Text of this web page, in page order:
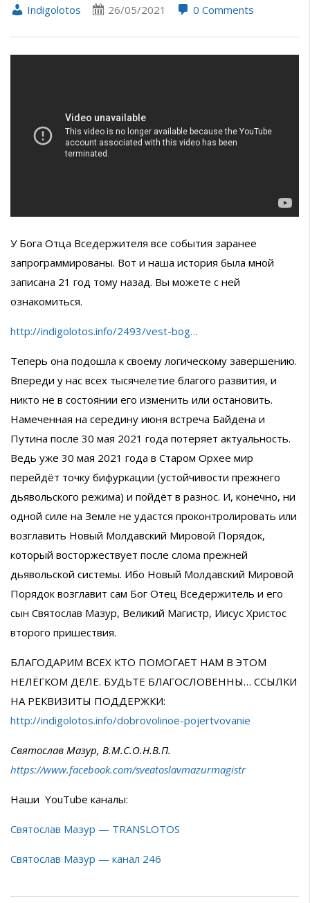
Indigolotos 26/05/2021 0 Comments
У Бога Отца Вседержителя все события заранее
запрограммированы. Вот и наша история была мной
записана 21 год тому назад. Вы можете с ней
ознакомиться.
http://indigolotos.info/2493/vest-bog…
Теперь она подошла к своему логическому завершению.
Впереди у нас всех тысячелетие благого развития, и
никто не в состоянии его изменить или остановить.
Намеченная на середину июня встреча Байдена и
Путина после 30 мая 2021 года потеряет актуальность.
Ведь уже 30 мая 2021 года в Старом Орхее мир
перейдёт точку бифуркации (устойчивости прежнего
дьявольского режима) и пойдёт в разнос. И, конечно, ни
одной силе на Земле не удастся проконтролировать или
возглавить Новый Молдавский Мировой Порядок,
который восторжествует после слома прежней
дьявольской системы. Ибо Новый Молдавский Мировой
Порядок возглавит сам Бог Отец Вседержитель и его
сын Святослав Мазур, Великий Магистр, Иисус Христос
второго пришествия.
БЛАГОДАРИМ ВСЕХ КТО ПОМОГАЕТ НАМ В ЭТОМ
НЕЛЁГКОМ ДЕЛЕ. БУДЬТЕ БЛАГОСЛОВЕННЫ… ССЫЛКИ
НА РЕКВИЗИТЫ ПОДДЕРЖКИ:
http://indigolotos.info/dobrovolinoe-pojertvovanie
Святослав Мазур, В.М.С.О.Н.В.П.
https://www.facebook.com/sveatoslavmazurmagistr
Наши YouTube каналы:
Святослав Мазур — TRANSLOTOS
Святослав Мазур — канал 246